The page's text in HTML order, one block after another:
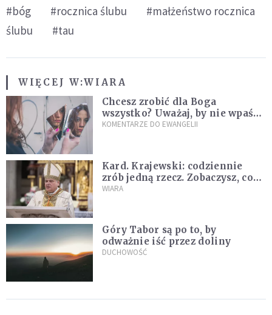
#bóg #rocznica ślubu
#małżeństwo rocznica
ślubu
#tau
WIĘCEJ W:WIARA
Chcesz zrobić dla Boga
wszystko? Uważaj, by nie wpaść
w groźną pułapkę
KOMENTARZE DO EWANGELII
Kard. Krajewski: codziennie
zrób jedną rzecz. Zobaczysz, co
stanie się z twoim życiem
WIARA
Góry Tabor są po to, by
odważnie iść przez doliny
DUCHOWOŚĆ